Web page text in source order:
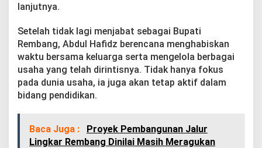
lanjutnya.
Setelah tidak lagi menjabat sebagai Bupati
Rembang, Abdul Hafidz berencana menghabiskan
waktu bersama keluarga serta mengelola berbagai
usaha yang telah dirintisnya. Tidak hanya fokus
pada dunia usaha, ia juga akan tetap aktif dalam
bidang pendidikan.
Baca Juga :
Proyek Pembangunan Jalur
Lingkar Rembang Dinilai Masih Meragukan